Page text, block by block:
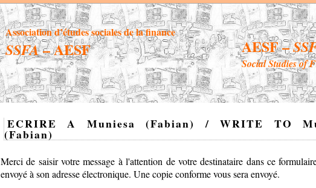
Association d’études sociales de la finance
SSFA– AESF AESF –
Social Studies of
ECRIRE A Muniesa (Fabian) / WRITE TO
(Fabian)
Merci de saisir votre message à l'attention de votre destinataire dans ce
envoyé à son adresse électronique. Une copie conforme vous sera envoyé.